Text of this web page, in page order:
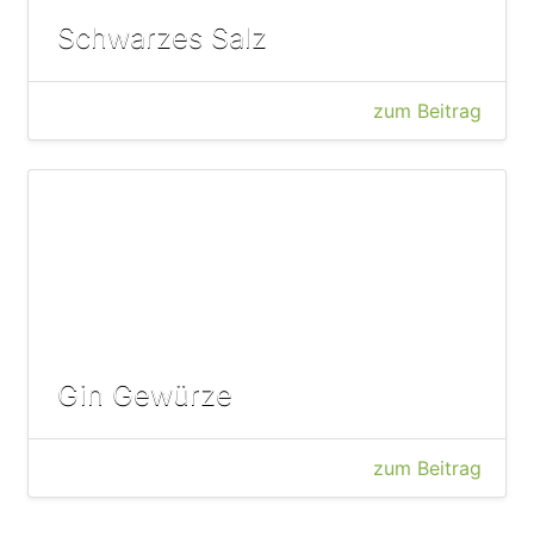
Schwarzes Salz
zum Beitrag
Gin Gewürze
zum Beitrag